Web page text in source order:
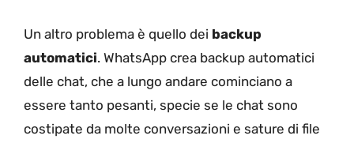
Un altro problema è quello dei backup
automatici. WhatsApp crea backup automatici
delle chat, che a lungo andare cominciano a
essere tanto pesanti, specie se le chat sono
costipate da molte conversazioni e sature di file